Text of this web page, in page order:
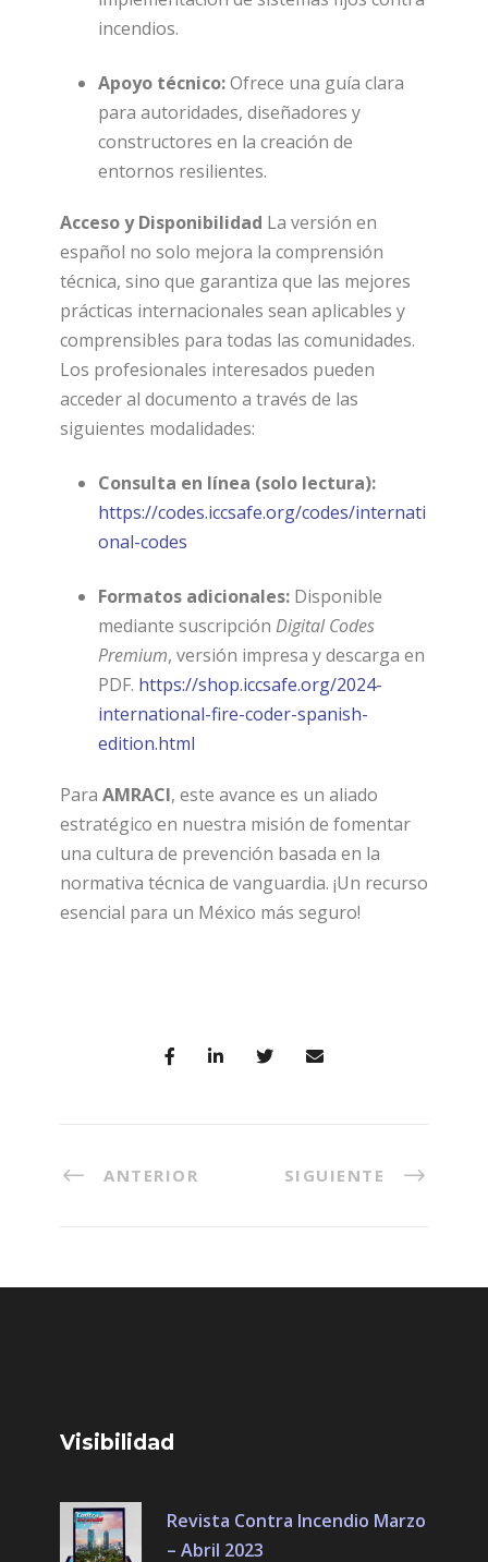
incendios.
Apoyo técnico:Ofrece una guía clara
para autoridades, diseñadores y
constructores en la creación de
entornos resilientes.
Acceso y Disponibilidad La versión en
español no solo mejora la comprensión
técnica, sino que garantiza que las mejores
prácticas internacionales sean aplicables y
comprensibles para todas las comunidades.
Los profesionales interesados pueden
acceder al documento a través de las
siguientes modalidades:
Consulta en línea (solo lectura):
https://codes.iccsafe.org/codes/internati
onal-codes
Formatos adicionales: Disponible
mediante suscripción Digital Codes
Premium, versión impresa y descarga en
PDF. https://shop.iccsafe.org/2024-
international-fire-coder-spanish-
edition.html
Para AMRACI, este avance es un aliado
estratégico en nuestra misión de fomentar
una cultura de prevención basada en la
normativa técnica de vanguardia. ¡Un recurso
esencial para un México más seguro!
ANTERIOR SIGUIENTE
Visibilidad
Revista Contra Incendio Marzo
– Abril 2023